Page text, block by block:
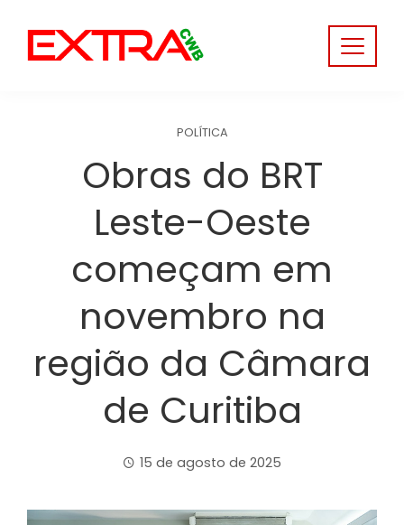
content
POLÍTICA
Obras do BRT
Leste-Oeste
começam em
novembro na
região da Câmara
de Curitiba
15 de agosto de 2025